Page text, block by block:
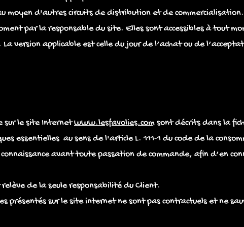
moyen d'autres circuits de distribution et de commercialisation.
par la responsable du site. Elles sont accessibles à tout
La version applicable est celle du jour de l’achat ou de
sur le site Internetwww.lesfavolies.comsont décrits dans la
essentielles au sens de l'article L. 111-1 du code de la
avant toute passation de commande, afin d’en
de la seule responsabilité du Client.
présentés sur le site internet ne sont pas contractuels et ne